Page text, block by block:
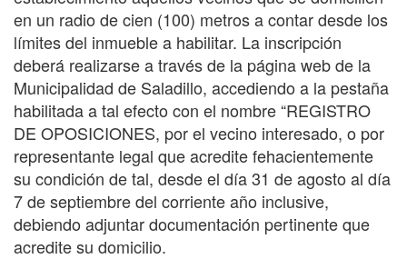
en un radio de cien (100) metros a contar desde los
límites del inmueble a habilitar. La inscripción
deberá realizarse a través de la página web de la
Municipalidad de Saladillo, accediendo a la pestaña
habilitada a tal efecto con el nombre “REGISTRO
DE OPOSICIONES, por el vecino interesado, o por
representante legal que acredite fehacientemente
su condición de tal, desde el día 31 de agosto al día
7 de septiembre del corriente año inclusive,
debiendo adjuntar documentación pertinente que
acredite su domicilio.